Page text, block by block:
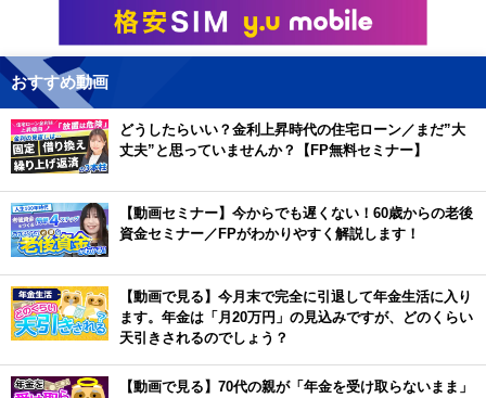
おすすめ動画
どうしたらいい？金利上昇時代の住宅ローン／まだ”大
丈夫”と思っていませんか？【FP無料セミナー】
【動画セミナー】今からでも遅くない！60歳からの老後
資金セミナー／FPがわかりやすく解説します！
【動画で見る】今月末で完全に引退して年金生活に入り
ます。年金は「月20万円」の見込みですが、どのくらい
天引きされるのでしょう？
【動画で見る】70代の親が「年金を受け取らないまま」